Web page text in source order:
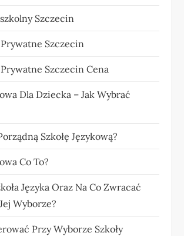
Szczecin
Szczecin
Szczecin Cena
Dla Dziecka – Jak Wybrać
Szkołę Językową?
Co To?
Języka Oraz Na Co Zwracać
Wyborze?
Przy Wyborze Szkoły